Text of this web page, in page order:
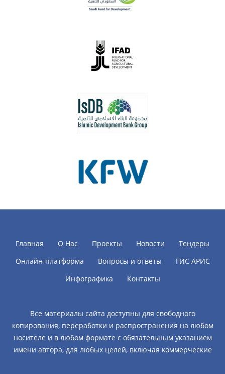
Главная О Нас Проекты Новости
Тендеры
Онлайн-платформа
Вопросы и ответы
ГИС АРИС
Инфографика
Контакты
Все материалы сайта доступны для свободного
копирования, переработки и распространения на любом
носителе и в любом формате с обязательным указанием
имени автора, для любых целей, включая коммерческие